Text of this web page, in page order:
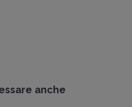
anche